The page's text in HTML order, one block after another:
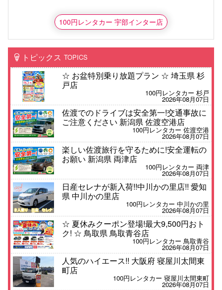
100円レンタカー 宇部インター店
トピックス TOPICS
☆ お盆特別乗り放題プラン ☆ 埼玉県 杉
戸店
100円レンタカー 杉戸
2026年08月07日
佐渡でのドライブは安全第一!交通事故に
ご注意ください 新潟県 佐渡空港店
100円レンタカー 佐渡空港
2026年08月07日
楽しい佐渡旅行を守るために!安全運転の
お願い 新潟県 両津店
100円レンタカー 両津
2026年08月07日
日産セレナが新入荷!!中川かの里店!! 愛知
県 中川かの里店
100円レンタカー 中川かの里
2026年08月07日
☆ 夏休みクーポン登場!最大9,500円おト
ク! ☆ 鳥取県 鳥取青谷店
100円レンタカー 鳥取青谷
2026年08月07日
人気のハイエース!! 大阪府 寝屋川太間東
町店
100円レンタカー 寝屋川太間東町
2026年08月07日